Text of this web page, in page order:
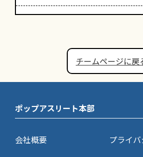
チームページに戻
ポップアスリート本部
会社概要
プライ